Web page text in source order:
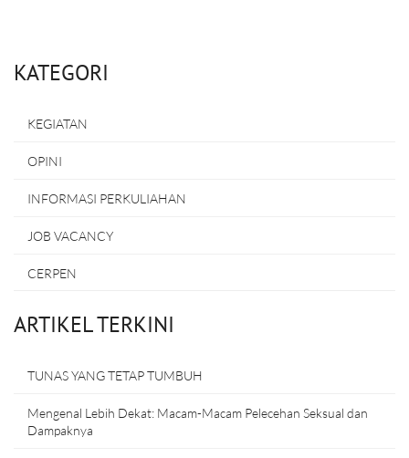
KATEGORI
KEGIATAN
OPINI
INFORMASI PERKULIAHAN
JOB VACANCY
CERPEN
ARTIKEL TERKINI
TUNAS YANG TETAP TUMBUH
Mengenal Lebih Dekat: Macam-Macam Pelecehan Seksual dan
Dampaknya